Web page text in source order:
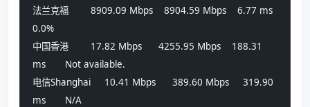
法兰克福        8909.09 Mbps    8904.59 Mbps    6.77 ms
0.0%
中国香港        17.82 Mbps      4255.95 Mbps    188.31
ms       Not available.
电信Shanghai     10.41 Mbps      389.60 Mbps     319.90
ms       N/A